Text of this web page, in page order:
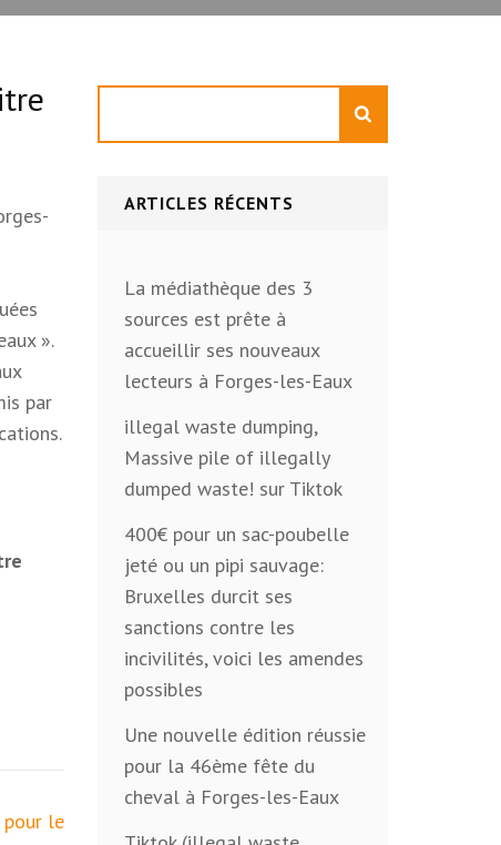
».
par
le
ARTICLES RÉCENTS
La médiathèque des 3
sources est prête à
accueillir ses nouveaux
lecteurs à Forges-les-Eaux
illegal waste dumping,
Massive pile of illegally
dumped waste! sur Tiktok
400€ pour un sac-poubelle
jeté ou un pipi sauvage:
Bruxelles durcit ses
sanctions contre les
incivilités, voici les amendes
possibles
Une nouvelle édition réussie
pour la 46ème fête du
cheval à Forges-les-Eaux